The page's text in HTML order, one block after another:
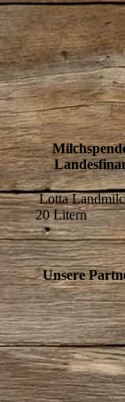
Lotta
20 Litern
Unsere